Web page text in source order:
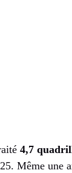
4,7
Même une